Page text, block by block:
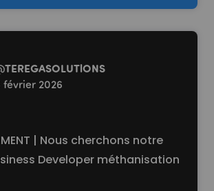
TEREGASOLUTlONS
février 2026
| Nous cherchons notre
Developer méthanisation